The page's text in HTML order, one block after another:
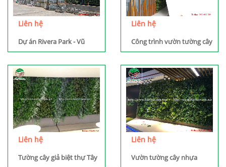
Liên hệ
Dự án Rivera Park - Vũ
Trọng Phụng
Liên hệ
Công trình vườn tường cây
giả đường Minh Khai
Liên hệ
Tường cây giả biệt thự Tây
Liên hệ
Vườn tường cây nhựa